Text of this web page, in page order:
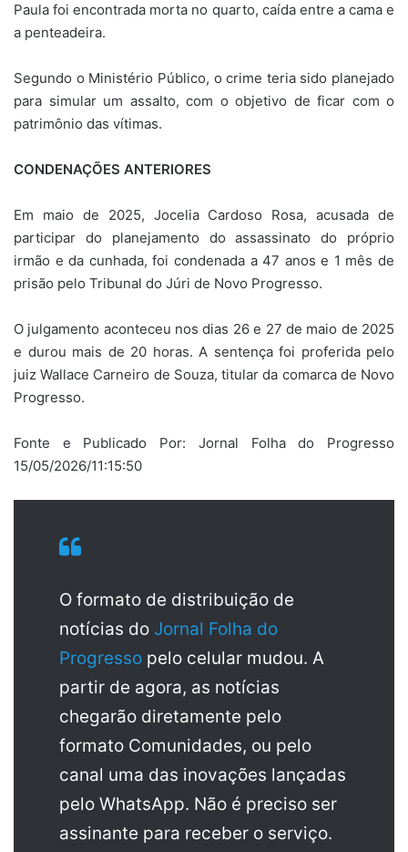
Paula foi encontrada morta no quarto, caída entre a cama e
a penteadeira.
Segundo o Ministério Público, o crime teria sido planejado
para simular um assalto, com o objetivo de ficar com o
patrimônio das vítimas.
CONDENAÇÕES ANTERIORES
Em maio de 2025, Jocelia Cardoso Rosa, acusada de
participar do planejamento do assassinato do próprio
irmão e da cunhada, foi condenada a 47 anos e 1 mês de
prisão pelo Tribunal do Júri de Novo Progresso.
O julgamento aconteceu nos dias 26 e 27 de maio de 2025
e durou mais de 20 horas. A sentença foi proferida pelo
juiz Wallace Carneiro de Souza, titular da comarca de Novo
Progresso.
Fonte e Publicado Por: Jornal Folha do Progresso
15/05/2026/11:15:50
O formato de distribuição de
notícias do Jornal Folha do
Progresso pelo celular mudou. A
partir de agora, as notícias
chegarão diretamente pelo
formato Comunidades, ou pelo
canal uma das inovações lançadas
pelo WhatsApp. Não é preciso ser
assinante para receber o serviço.